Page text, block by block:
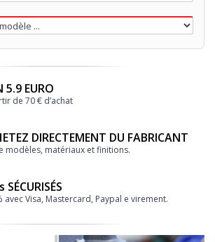
5.9 EURO
de 70 € d’achat
DIRECTEMENT DU FABRICANT
modèles, matériaux et finitions.
avec Visa, Mastercard, Paypal e virement.